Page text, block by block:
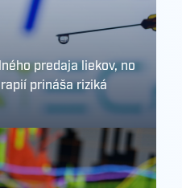
predaja liekov, no
prináša riziká